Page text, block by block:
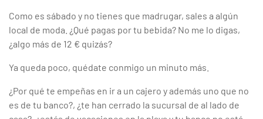
Como es sábado y no tienes que madrugar, sales a algún
local de moda. ¿Qué pagas por tu bebida? No me lo digas,
¿algo más de 12 € quizás?
Ya queda poco, quédate conmigo un minuto más.
¿Por qué te empeñas en ir a un cajero y además uno que no
es de tu banco?, ¿te han cerrado la sucursal de al lado de